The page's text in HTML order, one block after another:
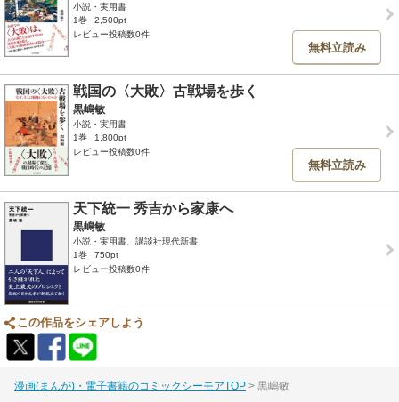
小説・実用書
1巻
2,500pt
レビュー投稿数0件
無料立読み
戦国の〈大敗〉古戦場を歩く
黒嶋敏
小説・実用書
1巻
1,800pt
レビュー投稿数0件
無料立読み
天下統一 秀吉から家康へ
黒嶋敏
小説・実用書、講談社現代新書
1巻
750pt
レビュー投稿数0件
この作品をシェアしよう
漫画(まんが)・電子書籍のコミックシーモアTOP 黒嶋敏